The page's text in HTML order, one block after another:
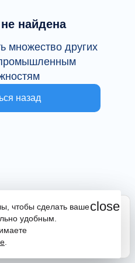
найдена
множество других
назад
close
чтобы сделать ваше
удобным.
эксплуатации
замечаний просим
обратный звонок